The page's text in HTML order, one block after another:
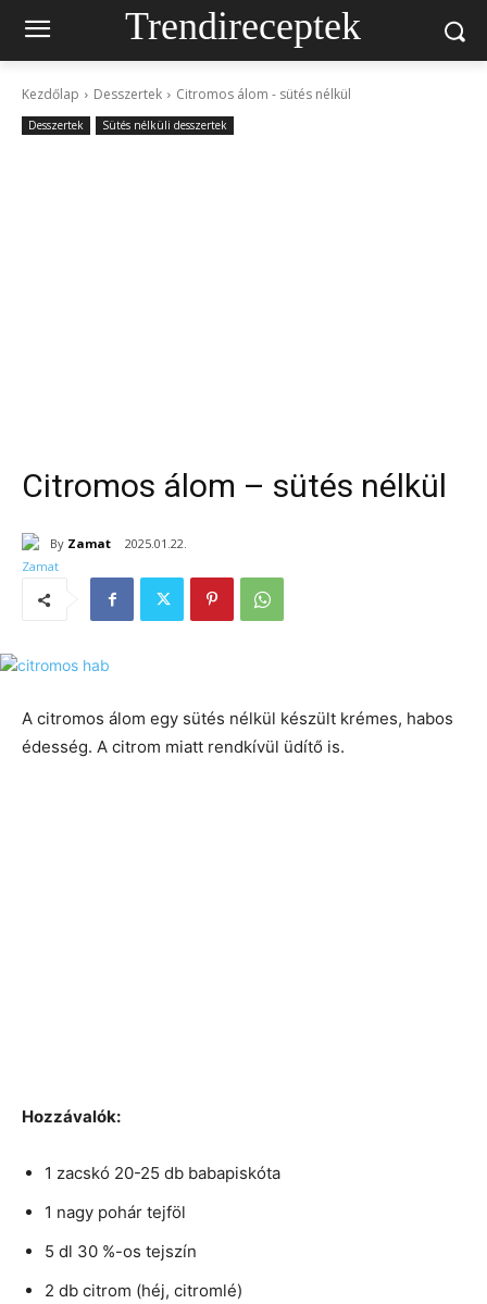
Trendireceptek
Kezdőlap Desszertek Citromos álom - sütés nélkül
Desszertek Sütés nélküli desszertek
Citromos álom – sütés nélkül
By Zamat 2025.01.22.
A citromos álom egy sütés nélkül készült krémes, habos
édesség. A citrom miatt rendkívül üdítő is.
Hozzávalók:
1 zacskó 20-25 db babapiskóta
1 nagy pohár tejföl
5 dl 30 %-os tejszín
2 db citrom (héj, citromlé)